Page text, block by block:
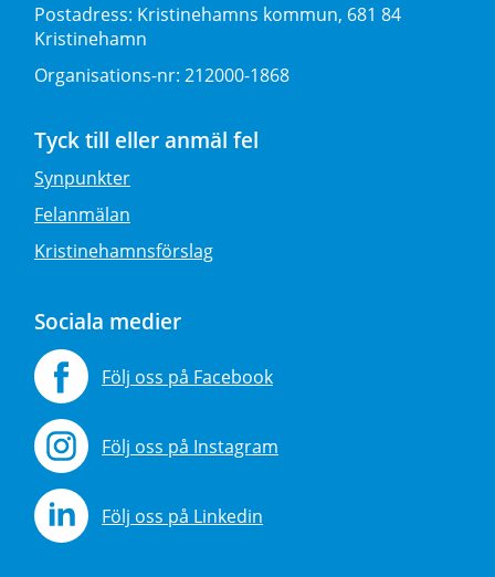
Postadress: Kristinehamns kommun, 681 84
Kristinehamn
Organisations-nr: 212000-1868
Tyck till eller anmäl fel
Synpunkter
Felanmälan
Kristinehamnsförslag
Sociala medier
Följ oss på Facebook
Följ oss på Instagram
Följ oss på Linkedin